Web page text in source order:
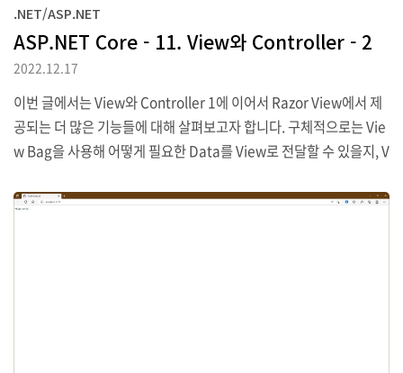
.NET/ASP.NET
ASP.NET Core - 11. View와 Controller - 2
2022.12.17
이번 글에서는 View와 Controller 1에 이어서 Razor View에서 제
공되는 더 많은 기능들에 대해 살펴보고자 합니다. 구체적으로는 Vie
w Bag을 사용해 어떻게 필요한 Data를 View로 전달할 수 있을지, V
n에 대한 사용, 그리고 어떻게 표현식으로부터의 결과를 Encoding